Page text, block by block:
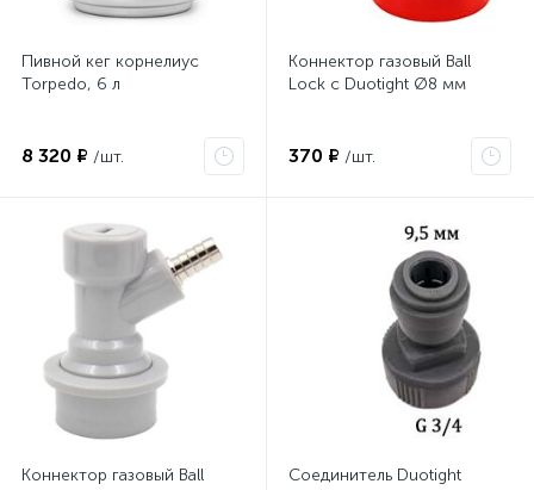
Пивной кег корнелиус
Torpedo, 6 л
8 320 ₽ /шт.
Коннектор газовый Ball
Lock с Duotight Ø8 мм
370 ₽ /шт.
Коннектор газовый Ball
Соединитель Duotight